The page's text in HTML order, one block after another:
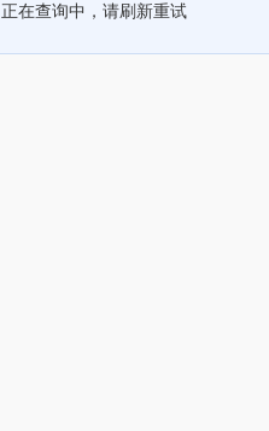
正在查询中，请刷新重试